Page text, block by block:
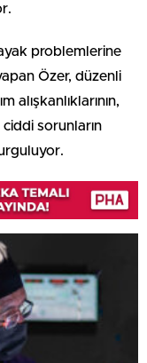
problemlerine
Özer, düzenli
alışkanlıklarının,
sorunların